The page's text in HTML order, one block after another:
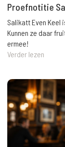
Proefnotitie
Salikatt Even Keel
Kunnen ze daar
ermee!
Verder lezen